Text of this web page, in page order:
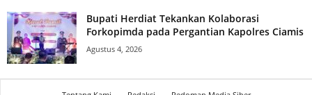
Bupati Herdiat Tekankan Kolaborasi
Forkopimda pada Pergantian Kapolres Ciamis
Agustus 4, 2026